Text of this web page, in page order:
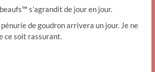
s’agrandit de jour en jour.
de goudron arrivera un jour. Je ne
ce soit rassurant.